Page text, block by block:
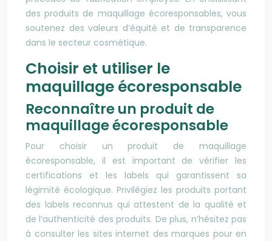
des produits de maquillage écoresponsables, vous
soutenez des valeurs d’équité et de transparence
dans le secteur cosmétique.
Choisir et utiliser le
maquillage écoresponsable
Reconnaître un produit de
maquillage écoresponsable
Pour choisir un produit de maquillage
écoresponsable, il est important de vérifier les
certifications et les labels qui garantissent sa
légimité écologique. Privilégiez les produits portant
des labels reconnus qui attestent de la qualité et
de l’authenticité des produits. De plus, n’hésitez pas
à consulter les sites internet des marques pour en